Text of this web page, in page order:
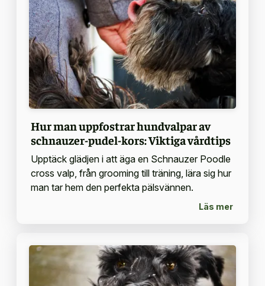
Hur man uppfostrar hundvalpar av
schnauzer-pudel-kors: Viktiga vårdtips
Upptäck glädjen i att äga en Schnauzer Poodle
cross valp, från grooming till träning, lära sig hur
man tar hem den perfekta pälsvännen.
Läs mer